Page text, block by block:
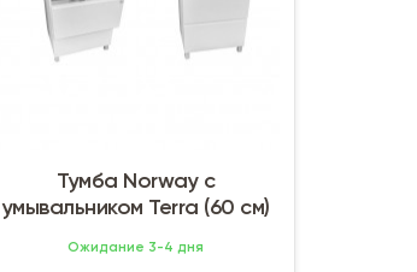
Тумба Norway с
умывальником Terra (60 см)
Ожидание 3-4 дня